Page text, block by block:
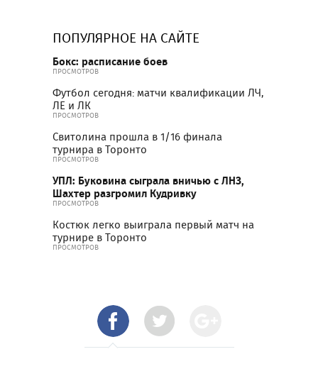
ПОПУЛЯРНОЕ НА САЙТЕ
Бокс: расписание боев
ПРОСМОТРОВ
Футбол сегодня: матчи квалификации ЛЧ,
ЛЕ и ЛК
ПРОСМОТРОВ
Свитолина прошла в 1/16 финала
турнира в Торонто
ПРОСМОТРОВ
УПЛ: Буковина сыграла вничью с ЛНЗ,
Шахтер разгромил Кудривку
ПРОСМОТРОВ
Костюк легко выиграла первый матч на
турнире в Торонто
ПРОСМОТРОВ